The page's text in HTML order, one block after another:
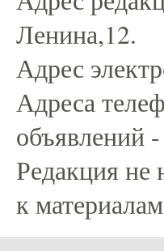
Ленина,12.
Адрес
Адреса
объявлений
Редакция не
к